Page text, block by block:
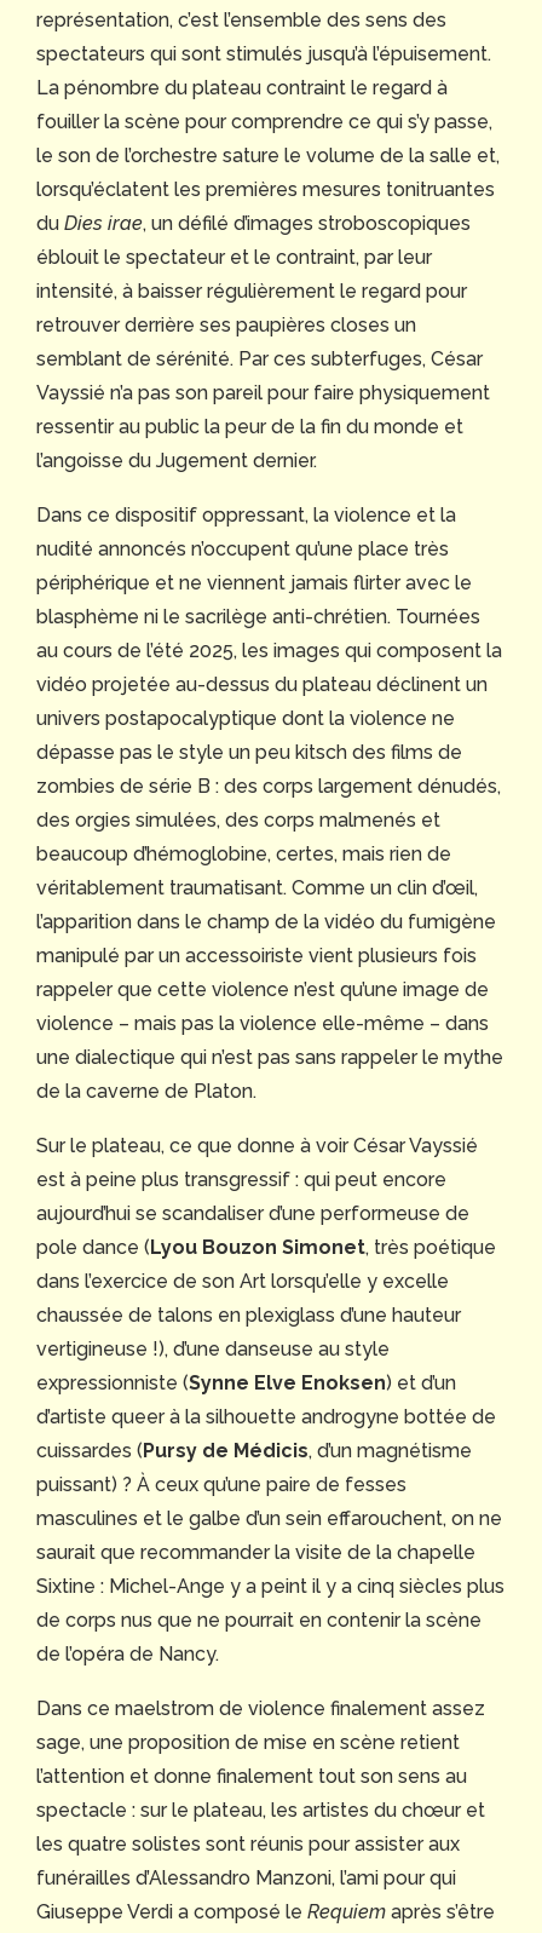
représentation, c’est l’ensemble des sens des
spectateurs qui sont stimulés jusqu’à l’épuisement.
La pénombre du plateau contraint le regard à
fouiller la scène pour comprendre ce qui s’y passe,
le son de l’orchestre sature le volume de la salle et,
lorsqu’éclatent les premières mesures tonitruantes
du Dies irae, un défilé d’images stroboscopiques
éblouit le spectateur et le contraint, par leur
intensité, à baisser régulièrement le regard pour
retrouver derrière ses paupières closes un
semblant de sérénité. Par ces subterfuges, César
Vayssié n’a pas son pareil pour faire physiquement
ressentir au public la peur de la fin du monde et
l’angoisse du Jugement dernier.
Dans ce dispositif oppressant, la violence et la
nudité annoncés n’occupent qu’une place très
périphérique et ne viennent jamais flirter avec le
blasphème ni le sacrilège anti-chrétien. Tournées
au cours de l’été 2025, les images qui composent la
vidéo projetée au-dessus du plateau déclinent un
univers postapocalyptique dont la violence ne
dépasse pas le style un peu kitsch des films de
zombies de série B : des corps largement dénudés,
des orgies simulées, des corps malmenés et
beaucoup d’hémoglobine, certes, mais rien de
véritablement traumatisant. Comme un clin d’œil,
l’apparition dans le champ de la vidéo du fumigène
manipulé par un accessoiriste vient plusieurs fois
rappeler que cette violence n’est qu’une image de
violence – mais pas la violence elle-même – dans
une dialectique qui n’est pas sans rappeler le mythe
de la caverne de Platon.
Sur le plateau, ce que donne à voir César Vayssié
est à peine plus transgressif : qui peut encore
aujourd’hui se scandaliser d’une performeuse de
pole dance ( Lyou Bouzon Simonet, très poétique
dans l’exercice de son Art lorsqu’elle y excelle
chaussée de talons en plexiglass d’une hauteur
vertigineuse !), d’une danseuse au style
expressionniste (Synne Elve Enoksen) et d’un
d’artiste queer à la silhouette androgyne bottée de
cuissardes ( Pursy de Médicis, d’un magnétisme
puissant) ? À ceux qu’une paire de fesses
masculines et le galbe d’un sein effarouchent, on ne
saurait que recommander la visite de la chapelle
Sixtine : Michel-Ange y a peint il y a cinq siècles plus
de corps nus que ne pourrait en contenir la scène
de l’opéra de Nancy.
Dans ce maelstrom de violence finalement assez
sage, une proposition de mise en scène retient
l’attention et donne finalement tout son sens au
spectacle : sur le plateau, les artistes du chœur et
les quatre solistes sont réunis pour assister aux
funérailles d’Alessandro Manzoni, l’ami pour qui
Giuseppe Verdi a composé le Requiem après s’être